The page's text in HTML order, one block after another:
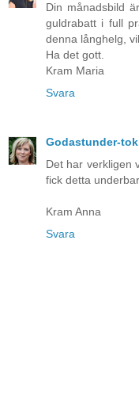
Din månadsbild
guldrabatt i full
denna långhelg,
Ha det gott.
Kram Maria
Svara
Godastunder-
Det har verkligen
fick detta
Kram Anna
Svara